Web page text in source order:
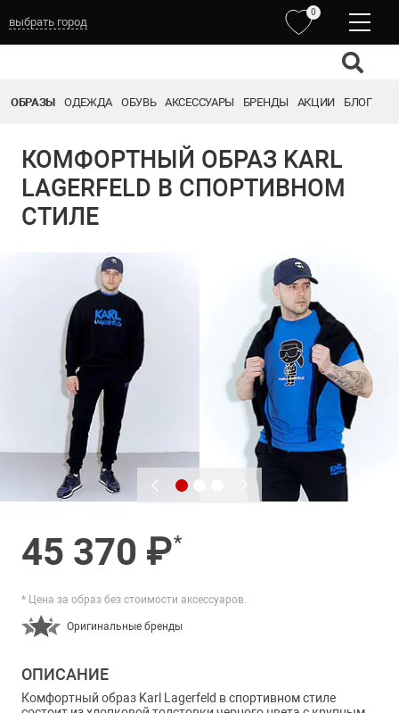
выбрать город
0
ОБРАЗЫ ОДЕЖДА ОБУВЬ АКСЕССУАРЫ БРЕНДЫ АКЦИИ БЛОГ
КОМФОРТНЫЙ ОБРАЗ KARL
LAGERFELD В СПОРТИВНОМ
СТИЛЕ
45 370 ₽*
* Цена за образ без стоимости аксессуаров.
Оригинальные бренды
ОПИСАНИЕ
Комфортный образ Karl Lagerfeld в спортивном стиле